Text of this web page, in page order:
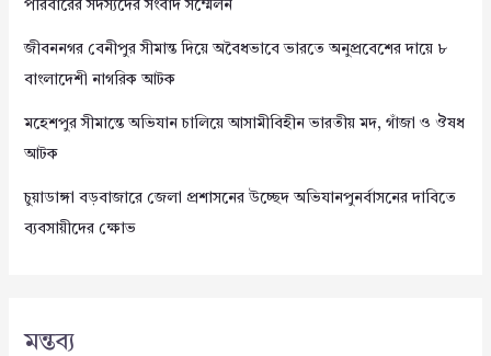
পরিবারের সদস্যদের সংবাদ সম্মেলন
জীবননগর বেনীপুর সীমান্ত দিয়ে অবৈধভাবে ভারতে অনুপ্রবেশের দায়ে ৮
বাংলাদেশী নাগরিক আটক
মহেশপুর সীমান্তে অভিযান চালিয়ে আসামীবিহীন ভারতীয় মদ, গাঁজা ও ঔষধ
আটক
চুয়াডাঙ্গা বড়বাজারে জেলা প্রশাসনের উচ্ছেদ অভিযানপুনর্বাসনের দাবিতে
ব্যবসায়ীদের ক্ষোভ
মন্তব্য